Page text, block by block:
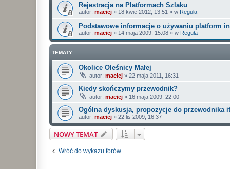
Rejestracja na Platformach Szlaku
autor: maciej » 18 kwie 2012, 13:51 » w Reguła
Podstawowe informacje o używaniu platform
autor: maciej » 14 maja 2009, 15:08 » w Reguła
TEMATY
Okolice Oleśnicy Małej
autor: maciej » 22 maja 2011, 16:31
Kiedy skończymy przewodnik?
autor: maciej » 16 maja 2009, 22:00
Ogólna dyskusja, propozycje do przewodnika
autor: maciej » 22 lis 2009, 16:37
NOWY TEMAT
Wróć do wykazu forów